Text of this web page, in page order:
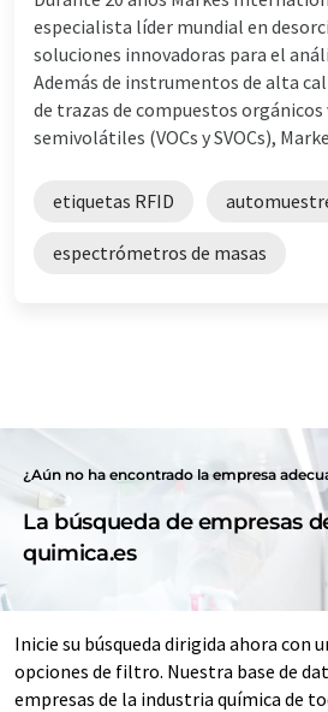
especialista líder mundial en
soluciones innovadoras para el
Además de instrumentos de alta
de trazas de compuestos
semivolátiles (VOCs y SVOCs),
etiquetas RFID
espectrómetros de masas
¿Aún no ha encontrado la empresa
La búsqueda de empresas
quimica.es
Inicie su búsqueda dirigida ahora con
opciones de filtro. Nuestra base de
empresas de la industria química de